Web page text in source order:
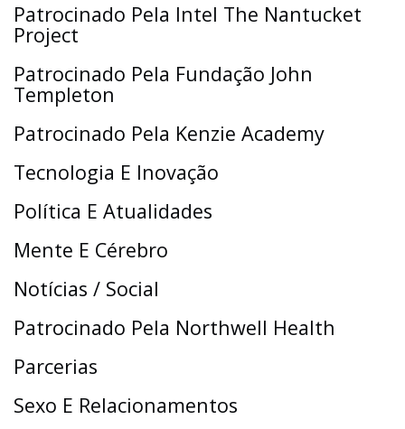
Patrocinado Pela Intel The Nantucket
Project
Patrocinado Pela Fundação John
Templeton
Patrocinado Pela Kenzie Academy
Tecnologia E Inovação
Política E Atualidades
Mente E Cérebro
Notícias / Social
Patrocinado Pela Northwell Health
Parcerias
Sexo E Relacionamentos